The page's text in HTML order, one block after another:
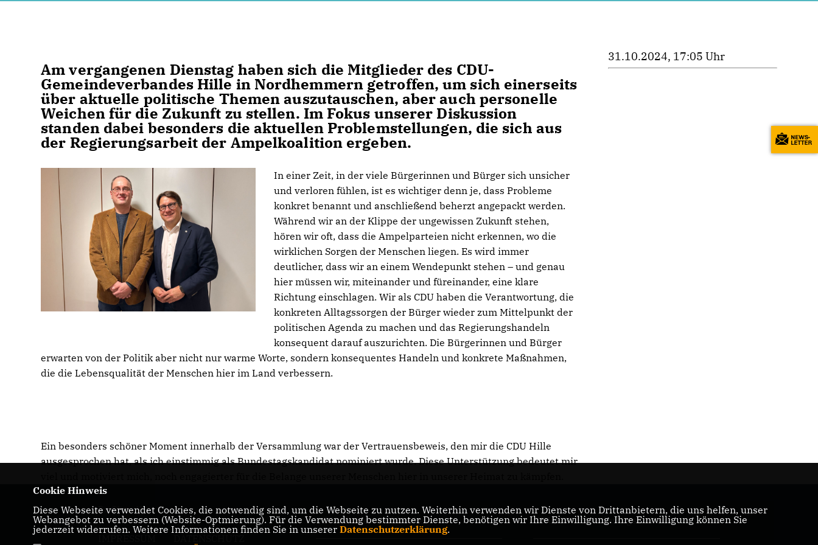
Am vergangenen Dienstag haben sich die Mitglieder des CDU-
Gemeindeverbandes Hille in Nordhemmern getroffen, um sich einerseits
über aktuelle politische Themen auszutauschen, aber auch personelle
Weichen für die Zukunft zu stellen. Im Fokus unserer Diskussion
standen dabei besonders die aktuellen Problemstellungen, die sich aus
der Regierungsarbeit der Ampelkoalition ergeben.
In einer Zeit, in der viele Bürgerinnen und Bürger sich unsicher
und verloren fühlen, ist es wichtiger denn je, dass Probleme
konkret benannt und anschließend beherzt angepackt werden.
Während wir an der Klippe der ungewissen Zukunft stehen,
hören wir oft, dass die Ampelparteien nicht erkennen, wo die
wirklichen Sorgen der Menschen liegen. Es wird immer
deutlicher, dass wir an einem Wendepunkt stehen – und genau
hier müssen wir, miteinander und füreinander, eine klare
Richtung einschlagen. Wir als CDU haben die Verantwortung, die
konkreten Alltagssorgen der Bürger wieder zum Mittelpunkt der
politischen Agenda zu machen und das Regierungshandeln
konsequent darauf auszurichten. Die Bürgerinnen und Bürger
erwarten von der Politik aber nicht nur warme Worte, sondern konsequentes Handeln und konkrete Maßnahmen,
die die Lebensqualität der Menschen hier im Land verbessern.
Ein besonders schöner Moment innerhalb der Versammlung war der Vertrauensbeweis, den mir die CDU Hille
ausgesprochen hat, als ich einstimmig als Bundestagskandidat nominiert wurde. Diese Unterstützung bedeutet mir
31.10.2024, 17:05 Uhr
Dr. Oliver Vogt
CDU Minden-Lübbecke CDU/CSU-Bundestagsfraktion
Cookie Hinweis
Diese Webseite verwendet Cookies, die notwendig sind, um die Webseite zu nutzen. Weiterhin verwenden wir Dienste von Drittanbietern, die uns helfen, unser
Webangebot zu verbessern (Website-Optmierung). Für die Verwendung bestimmter Dienste, benötigen wir Ihre Einwilligung. Ihre Einwilligung können Sie
jederzeit widerrufen. Weitere Informationen finden Sie in unserer Datenschutzerklärung.